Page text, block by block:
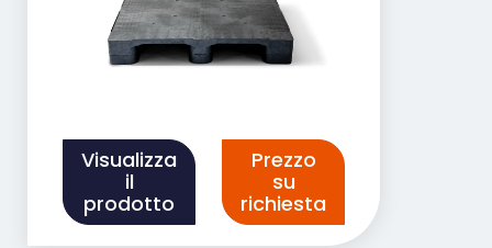
Visualizza
il
prodotto
Prezzo
su
richiesta